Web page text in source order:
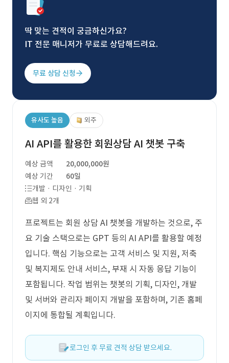
딱 맞는 견적이 궁금하신가요?
IT 전문 매니저가 무료로 상담해드려요.
무료 상담 신청
유사도 높음 외주
AI API를 활용한 회원상담 AI 챗봇 구축
예상 금액
20,000,000원
예상 기간
60일
개발 · 디자인 · 기획
웹 외 2개
프로젝트는 회원 상담 AI 챗봇을 개발하는 것으로, 주
요 기술 스택으로는 GPT 등의 AI API를 활용할 예정
입니다. 핵심 기능으로는 고객 서비스 및 지원, 저축
및 복지제도 안내 서비스, 부재 시 자동 응답 기능이
포함됩니다. 작업 범위는 챗봇의 기획, 디자인, 개발
및 서버와 관리자 페이지 개발을 포함하며, 기존 홈페
이지에 통합될 계획입니다.
로그인 후 무료 견적 상담 받으세요.